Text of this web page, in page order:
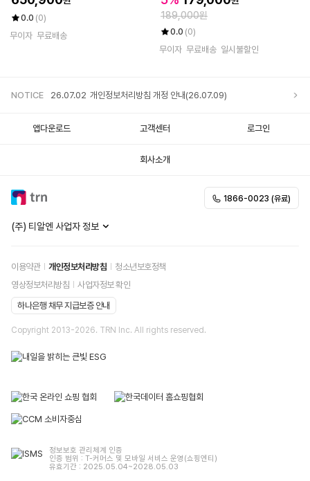
0.0 (0)
무이자 무료배송
189,000원
0.0 (0)
무이자 무료배송 일시불할인
NOTICE 26.07.02 개인정보처리방침 개정 안내(26.07.09)
앱다운로드 고객센터 로그인
회사소개
(주) 티알엔 사업자 정보
이용약관 개인정보처리방침
청소년보호정책
영상정보처리방침
사업자정보 확인
하나은행 채무 지급보증 안내
Copyright 2013-2026. TRN Inc. All rights reserved.
정보보호 관리체계 인증
인증 범위 : T-커머스 및 모바일 서비스 운영(쇼핑엔티)
유효기간 : 2025.05.04~2028.05.03
1866-0023 (유료)